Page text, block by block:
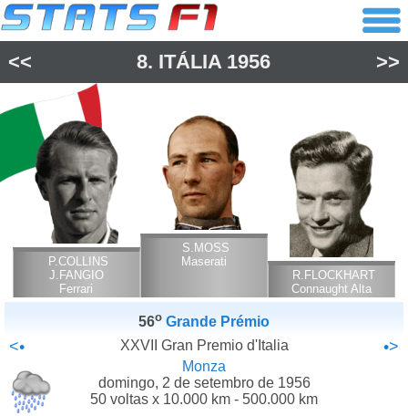
<< 8. ITÁLIA 1956 >>
P.COLLINS
J.FANGIO
Ferrari
S.MOSS
Maserati
R.FLOCKHART
Connaught Alta
56o Grande Prémio
<• XXVII Gran Premio d'Italia •>
Monza
domingo, 2 de setembro de 1956
50 voltas x 10.000 km - 500.000 km